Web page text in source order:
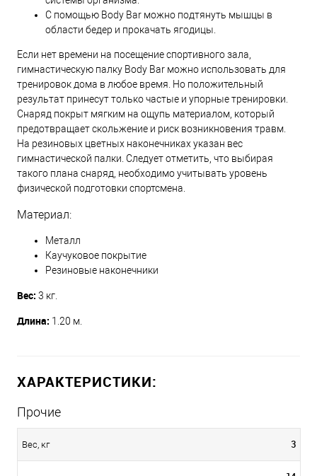
С помощью Body Bar можно подтянуть мышцы в
области бедер и прокачать ягодицы.
Если нет времени на посещение спортивного зала,
гимнастическую палку Body Bar можно использовать для
тренировок дома в любое время. Но положительный
результат принесут только частые и упорные тренировки.
Снаряд покрыт мягким на ощупь материалом, который
предотвращает скольжение и риск возникновения травм.
На резиновых цветных наконечниках указан вес
гимнастической палки. Следует отметить, что выбирая
такого плана снаряд, необходимо учитывать уровень
физической подготовки спортсмена.
Материал:
Металл
Каучуковое покрытие
Резиновые наконечники
Вес: 3 кг.
Длина: 1.20 м.
ХАРАКТЕРИСТИКИ:
Прочие
Вес, кг 3